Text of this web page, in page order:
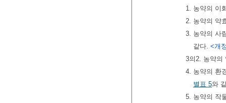
1. 농약의 이
2. 농약의 약
3. 농약의 사
같다. <개
3의2. 농약의
4. 농약의 환
별표 5와
5. 농약의 작